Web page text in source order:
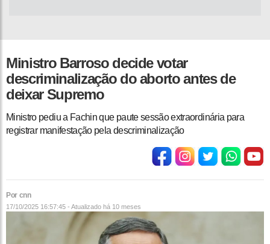
Ministro Barroso decide votar
descriminalização do aborto antes de
deixar Supremo
Ministro pediu a Fachin que paute sessão extraordinária para
registrar manifestação pela descriminalização
Por cnn
17/10/2025 16:57:45 - Atualizado há 10 meses